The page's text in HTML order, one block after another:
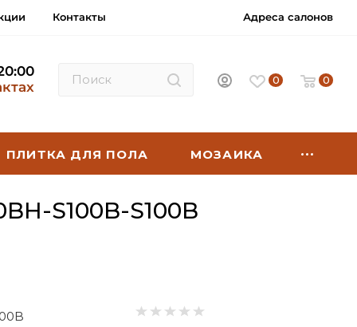
Контакты Адреса салонов
0 0
ПЛИТКА ДЛЯ ПОЛА МОЗАИКА
S100B-S100B